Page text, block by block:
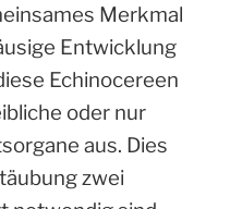
Merkmal
Entwicklung
Echinocereen
oder nur
aus. Dies
zwei